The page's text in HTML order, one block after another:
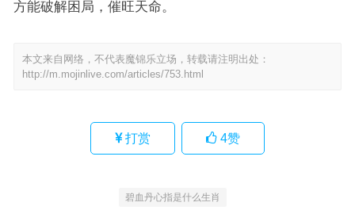
方能破解困局，催旺天命。
本文来自网络，不代表魔锦乐立场，转载请注明出处：
http://m.mojinlive.com/articles/753.html
打赏 4赞
碧血丹心指是什么生肖